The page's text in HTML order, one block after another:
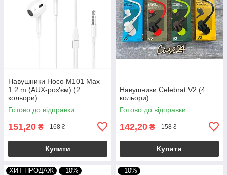
Навушники Hoco M101 Max
1.2 m (AUX-роз'єм) (2
кольори)
Готово до відправки
151,20 ₴ 168 ₴
Купити
Навушники Celebrat V2 (4
кольори)
Готово до відправки
142,20 ₴ 158 ₴
Купити
ХИТ ПРОДАЖ –10% –10%